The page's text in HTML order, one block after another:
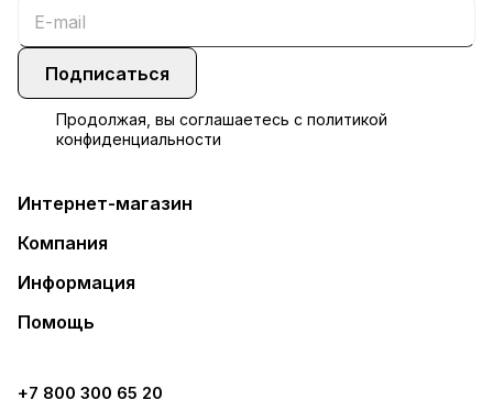
Подписаться
Продолжая, вы соглашаетесь с политикой
конфиденциальности
Интернет-магазин
Компания
Информация
Помощь
+7 800 300 65 20